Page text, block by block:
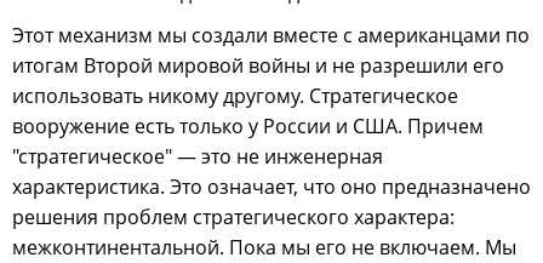
Этот механизм мы создали вместе с американцами по
итогам Второй мировой войны и не разрешили его
использовать никому другому. Стратегическое
вооружение есть только у России и США. Причем
"стратегическое" — это не инженерная
характеристика. Это означает, что оно предназначено
решения проблем стратегического характера:
межконтинентальной. Пока мы его не включаем. Мы